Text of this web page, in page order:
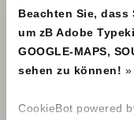
Beachten Sie, dass
um zB Adobe
GOOGLE-MAPS,
sehen zu können! »
CookieBot powered